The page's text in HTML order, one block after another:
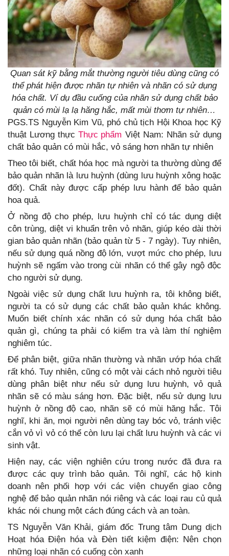
Quan sát kỹ bằng mắt thường người tiêu dùng cũng có
thể phát hiện được nhãn tự nhiên và nhãn có sử dụng
hóa chất. Ví dụ đầu cuống của nhãn sử dụng chất bảo
quản có mùi lạ lạ hăng hắc, mất mùi thơm tự nhiên…
PGS.TS Nguyễn Kim Vũ, phó chủ tịch Hội Khoa học Kỹ
thuật Lương thựcThực phẩm Việt Nam: Nhãn sử dụng
chất bảo quản có mùi hắc, vỏ sáng hơn nhãn tự nhiên
Theo tôi biết, chất hóa học mà người ta thường dùng để
bảo quản nhãn là lưu huỳnh (dùng lưu huỳnh xông hoặc
đốt). Chất này được cấp phép lưu hành để bảo quản
hoa quả.
Ở nồng độ cho phép, lưu huỳnh chỉ có tác dụng diệt
côn trùng, diệt vi khuẩn trên vỏ nhãn, giúp kéo dài thời
gian bảo quản nhãn (bảo quản từ 5 - 7 ngày). Tuy nhiên,
nếu sử dụng quá nồng độ lớn, vượt mức cho phép, lưu
huỳnh sẽ ngấm vào trong cùi nhãn có thể gây ngộ độc
cho người sử dụng.
Ngoài việc sử dụng chất lưu huỳnh ra, tôi không biết,
người ta có sử dụng các chất bảo quản khác không.
Muốn biết chính xác nhãn có sử dụng hóa chất bảo
quản gì, chúng ta phải có kiểm tra và làm thí nghiệm
nghiêm túc.
Để phân biệt, giữa nhãn thường và nhãn ướp hóa chất
rất khó. Tuy nhiên, cũng có một vài cách nhỏ người tiêu
dùng phân biệt như nếu sử dụng lưu huỳnh, vỏ quả
nhãn sẽ có màu sáng hơn. Đặc biệt, nếu sử dụng lưu
huỳnh ở nồng độ cao, nhãn sẽ có mùi hăng hắc. Tôi
nghĩ, khi ăn, mọi người nên dùng tay bóc vỏ, tránh việc
cắn vỏ vì vỏ có thể còn lưu lại chất lưu huỳnh và các vi
sinh vật.
Hiện nay, các viện nghiên cứu trong nước đã đưa ra
được các quy trình bảo quản. Tôi nghĩ, các hộ kinh
doanh nên phối hợp với các viện chuyển giao công
nghệ để bảo quản nhãn nói riêng và các loại rau củ quả
khác nói chung một cách đúng cách và an toàn.
TS Nguyễn Văn Khải, giám đốc Trung tâm Dung dịch
Hoạt hóa Điện hóa và Đèn tiết kiệm điện: Nên chọn
những loại nhãn có cuống còn xanh